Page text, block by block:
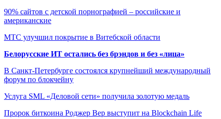
90% сайтов с детской порнографией – российские и
американские
МТС улучшил покрытие в Витебской области
Белорусские ИТ остались без брэндов и без «лица»
В Санкт-Петербурге состоялся крупнейший международный
форум по блокчейну
Услуга SML «Деловой сети» получила золотую медаль
Пророк биткоина Роджер Вер выступит на Blockchain Life